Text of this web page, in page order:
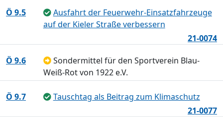
Ö 9.5
Ausfahrt der Feuerwehr-Einsatzfahrzeuge
auf der Kieler Straße verbessern
21-0074
Ö 9.6
Sondermittel für den Sportverein Blau-
Weiß-Rot von 1922 e.V.
Ö 9.7
Tauschtag als Beitrag zum Klimaschutz
21-0077